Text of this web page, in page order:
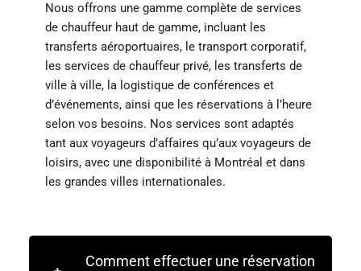
Nous offrons une gamme complète de services
de chauffeur haut de gamme, incluant les
transferts aéroportuaires, le transport corporatif,
les services de chauffeur privé, les transferts de
ville à ville, la logistique de conférences et
d’événements, ainsi que les réservations à l’heure
selon vos besoins. Nos services sont adaptés
tant aux voyageurs d’affaires qu’aux voyageurs de
loisirs, avec une disponibilité à Montréal et dans
les grandes villes internationales.
Comment effectuer une réservation